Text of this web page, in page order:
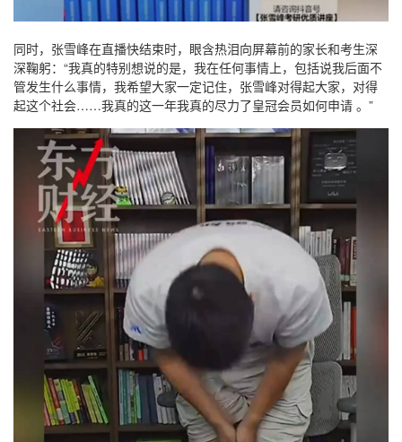
同时，张雪峰在直播快结束时，眼含热泪向屏幕前的家长和考生深
深鞠躬：“我真的特别想说的是，我在任何事情上，包括说我后面不
管发生什么事情，我希望大家一定记住，张雪峰对得起大家，对得
起这个社会……我真的这一年我真的尽力了皇冠会员如何申请 。”